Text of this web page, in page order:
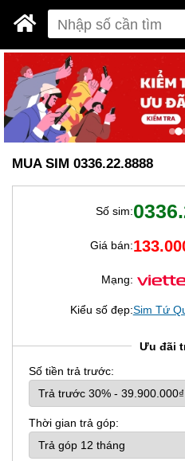
MUA SIM 0336.22.8888
Số sim:
Giá bán:
Mạng:
Kiểu số đẹp:Sim Tứ
Ưu đãi
Số tiền trả trước:
Thời gian trả góp: